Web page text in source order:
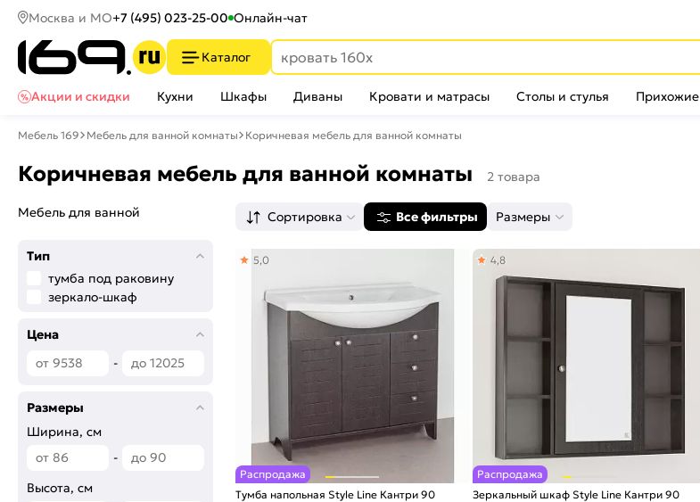
Москва и МО+7 (495) 023-25-00 Онлайн-чат
Каталог
Акции и скидки
Кухни Шкафы Диваны Кровати и матрасы Столы и стулья Прихожие
Мебель 169 Мебель для ванной комнаты Коричневая мебель для ванной комнаты
Коричневая мебель для ванной комнаты 2 товара
Мебель для ванной
Тип
тумба под раковину
зеркало-шкаф
Цена
-
Размеры
Ширина, см
-
Высота, см
Сортировка Все фильтры Размеры
Распродажа
Тумба напольная Style Line Кантри 90
5,0
Распродажа
Зеркальный шкаф Style Line Кантри 90
4,8